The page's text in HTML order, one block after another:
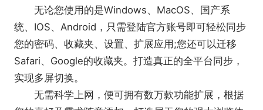
无论您使用的是Windows、MacOS、国产系
统、IOS、Android，只需登陆官方账号即可轻松同步
您的密码、收藏夹、设置、扩展应用;您还可以迁移
Safari、Google的收藏夹。打造真正的全平台同步，
实现多屏切换。
无需科学上网，便可拥有数万款功能扩展，根据